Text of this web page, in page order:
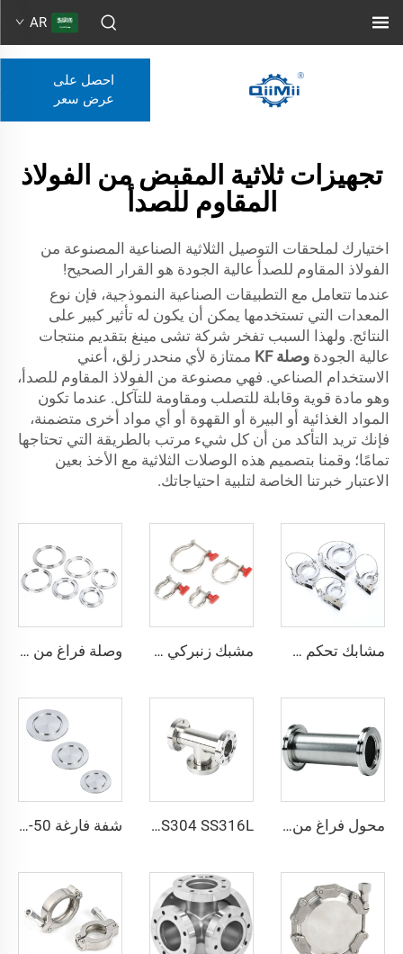
AR
احصل على
عرض سعر
تجهيزات ثلاثية المقبض من الفولاذ
المقاوم للصدأ
اختيارك لملحقات التوصيل الثلاثية الصناعية المصنوعة من
الفولاذ المقاوم للصدأ عالية الجودة هو القرار الصحيح!
عندما تتعامل مع التطبيقات الصناعية النموذجية، فإن نوع
المعدات التي تستخدمها يمكن أن يكون له تأثير كبير على
النتائج. ولهذا السبب تفخر شركة تشى مينغ بتقديم منتجات
عالية الجودة وصلة KF
ممتازة لأي منحدر زلق، أعني
الاستخدام الصناعي. فهي مصنوعة من الفولاذ المقاوم للصدأ،
وهو مادة قوية وقابلة للتصلب ومقاومة للتآكل. عندما تكون
المواد الغذائية أو البيرة أو القهوة أو أي مواد أخرى متضمنة،
فإنك تريد التأكد من أن كل شيء مرتب بالطريقة التي تحتاجها
تمامًا؛ وقمنا بتصميم هذه الوصلات الثلاثية مع الأخذ بعين
الاعتبار خبرتنا الخاصة لتلبية احتياجاتك.
مشابك تحكم سريعة من الألومنيوم، حبل فراغي KF/NW مع إزالة تعمل بالزنبرك، تجهيزات مواسير KF16-KF50، مشابك تحكم سريعة عالية الجودة NW16/NW25/NW40/NW50 مشبك زنبركي من الفولاذ المقاوم للصدأ KF SS304+ABS مع صمولة بلاستيكية، تجهيزات فراغية NW25/NW40، مشبك زنبركي عالي الجودة من الفولاذ المقاوم للصدأ من KF16 إلى KF50 وصلة فراغ من الفولاذ المقاوم للصدأ بنظام ISO-K مع مشبك مخلب، مقاسات ISO63-ISO500، شفة من الفولاذ SS304/SS316L بنظام المشبك للمجال أشباع
محول فراغ من الفولاذ المقاوم للصدأ SS304 وSS316L برأس مزدوج حسب المعيار ISO-K، موصل كامل حسب المعايير ISO63-ISO200، تركيبات أنابيب عالية الجودة SS304 SS316L فولاذ مقاوم للصدأ ثلاثي الاتجاه متساوي الشُعب من نوع CF قابل للدوران CF16-CF100 فراغ عالي بثقوب عابرة 3/4"-4" تركيبة شفة عالية الجودة قابلة للدوران/ثابتة محول على شكل حرف T ثلاثي الاتجاه شفة فارغة KF16-KF160 NW16-50 من الصلب المقاوم للصدأ SS304 وSS316L والألومنيوم والبولي tetrafluoroethylene مكونات الشفة الفراغية، تركيب فارغ عالي الجودة